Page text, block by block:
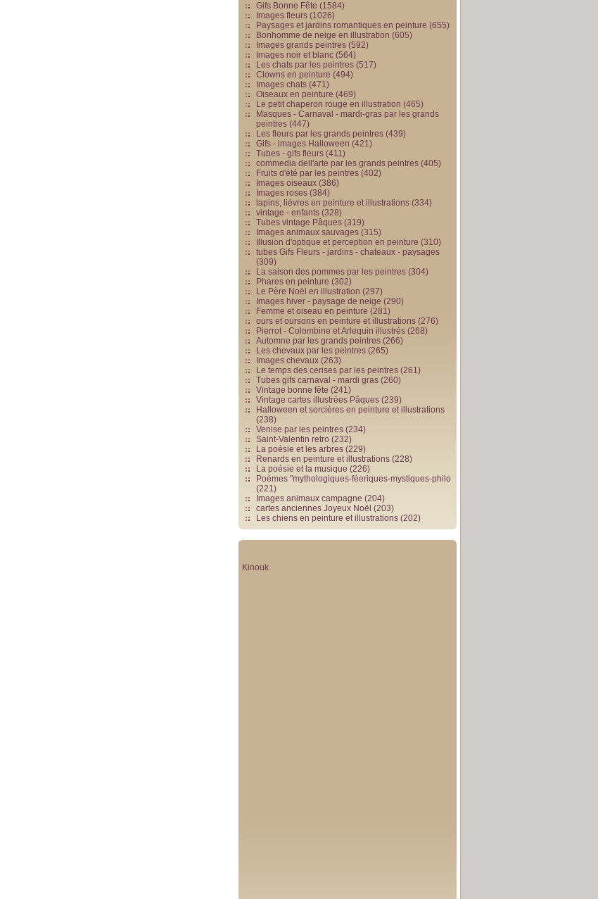
Gifs Bonne Fête (1584)
Images fleurs (1026)
Paysages et jardins romantiques en peinture (655)
Bonhomme de neige en illustration (605)
Images grands peintres (592)
Images noir et blanc (564)
Les chats par les peintres (517)
Clowns en peinture (494)
Images chats (471)
Oiseaux en peinture (469)
Le petit chaperon rouge en illustration (465)
Masques - Carnaval - mardi-gras par les grands
peintres (447)
Les fleurs par les grands peintres (439)
Gifs - images Halloween (421)
Tubes - gifs fleurs (411)
commedia dell'arte par les grands peintres (405)
Fruits d'été par les peintres (402)
Images oiseaux (386)
Images roses (384)
lapins, lièvres en peinture et illustrations (334)
vintage - enfants (328)
Tubes vintage Pâques (319)
Images animaux sauvages (315)
Illusion d'optique et perception en peinture (310)
tubes Gifs Fleurs - jardins - chateaux - paysages
(309)
La saison des pommes par les peintres (304)
Phares en peinture (302)
Le Père Noël en illustration (297)
Images hiver - paysage de neige (290)
Femme et oiseau en peinture (281)
ours et oursons en peinture et illustrations (276)
Pierrot - Colombine et Arlequin illustrés (268)
Automne par les grands peintres (266)
Les chevaux par les peintres (265)
Images chevaux (263)
Le temps des cerises par les peintres (261)
Tubes gifs carnaval - mardi gras (260)
Vintage bonne fête (241)
Vintage cartes illustrées Pâques (239)
Halloween et sorcières en peinture et illustrations
(238)
Venise par les peintres (234)
Saint-Valentin retro (232)
La poésie et les arbres (229)
Renards en peinture et illustrations (228)
La poésie et la musique (226)
Poèmes "mythologiques-féeriques-mystiques-philo
(221)
Images animaux campagne (204)
cartes anciennes Joyeux Noël (203)
Les chiens en peinture et illustrations (202)
Kinouk